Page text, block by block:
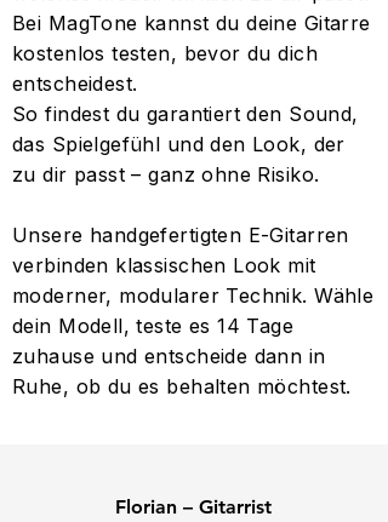
Bei MagTone kannst du deine Gitarre
kostenlos testen, bevor du dich
entscheidest.
So findest du garantiert den Sound,
das Spielgefühl und den Look, der
zu dir passt – ganz ohne Risiko.
Unsere handgefertigten E-Gitarren
verbinden klassischen Look mit
moderner, modularer Technik. Wähle
dein Modell, teste es 14 Tage
zuhause und entscheide dann in
Ruhe, ob du es behalten möchtest.
Florian – Gitarrist